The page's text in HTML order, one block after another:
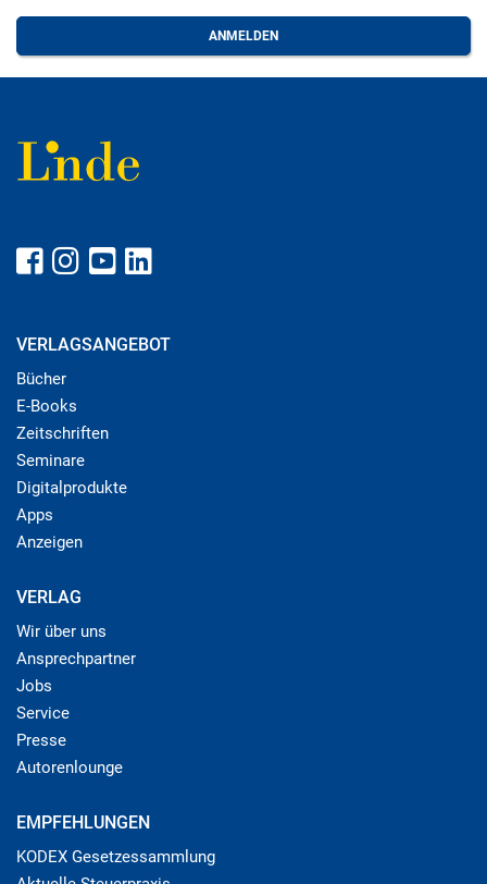
VERLAGSANGEBOT
Bücher
E-Books
Zeitschriften
Seminare
Digitalprodukte
Apps
Anzeigen
VERLAG
Wir über uns
Ansprechpartner
Jobs
Service
Presse
Autorenlounge
EMPFEHLUNGEN
KODEX Gesetzessammlung